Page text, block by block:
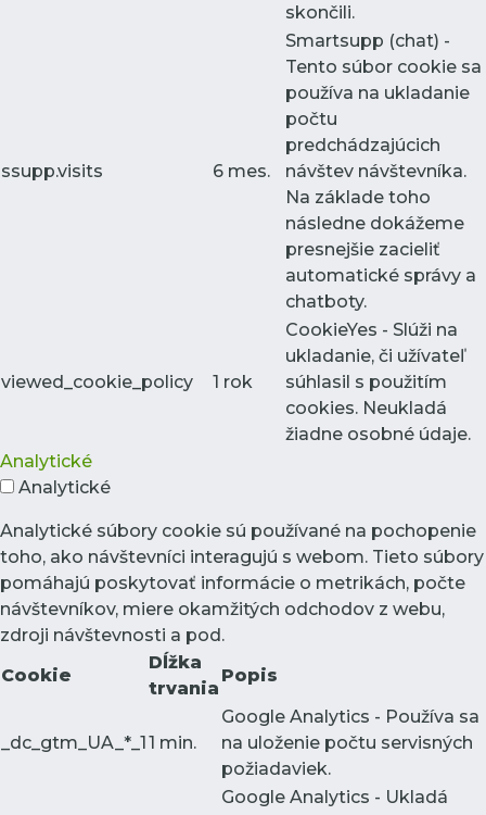
skončili.
ssupp.visits 6 mes.
Smartsupp (chat) -
Tento súbor cookie sa
používa na ukladanie
počtu
predchádzajúcich
návštev návštevníka.
Na základe toho
následne dokážeme
presnejšie zacieliť
automatické správy a
chatboty.
viewed_cookie_policy 1 rok
CookieYes - Slúži na
ukladanie, či užívateľ
súhlasil s použitím
cookies. Neukladá
žiadne osobné údaje.
Analytické
Analytické
Analytické súbory cookie sú používané na pochopenie
toho, ako návštevníci interagujú s webom. Tieto súbory
pomáhajú poskytovať informácie o metrikách, počte
návštevníkov, miere okamžitých odchodov z webu,
zdroji návštevnosti a pod.
Cookie
Dĺžka
trvania
Popis
_dc_gtm_UA_*_1 1 min.
Google Analytics - Používa sa
na uloženie počtu servisných
požiadaviek.
Google Analytics - Ukladá